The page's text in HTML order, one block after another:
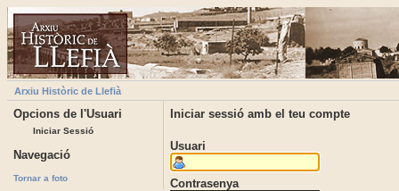
Arxiu Històric de Llefià
Opcions de l'Usuari
Iniciar Sessió
Navegació
Tornar a foto
Iniciar sessió amb el teu compte
Usuari
Contrasenya